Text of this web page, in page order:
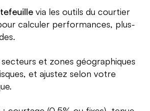
via les outils du courtier
calculer performances, plus-
et zones géographiques
et ajustez selon votre